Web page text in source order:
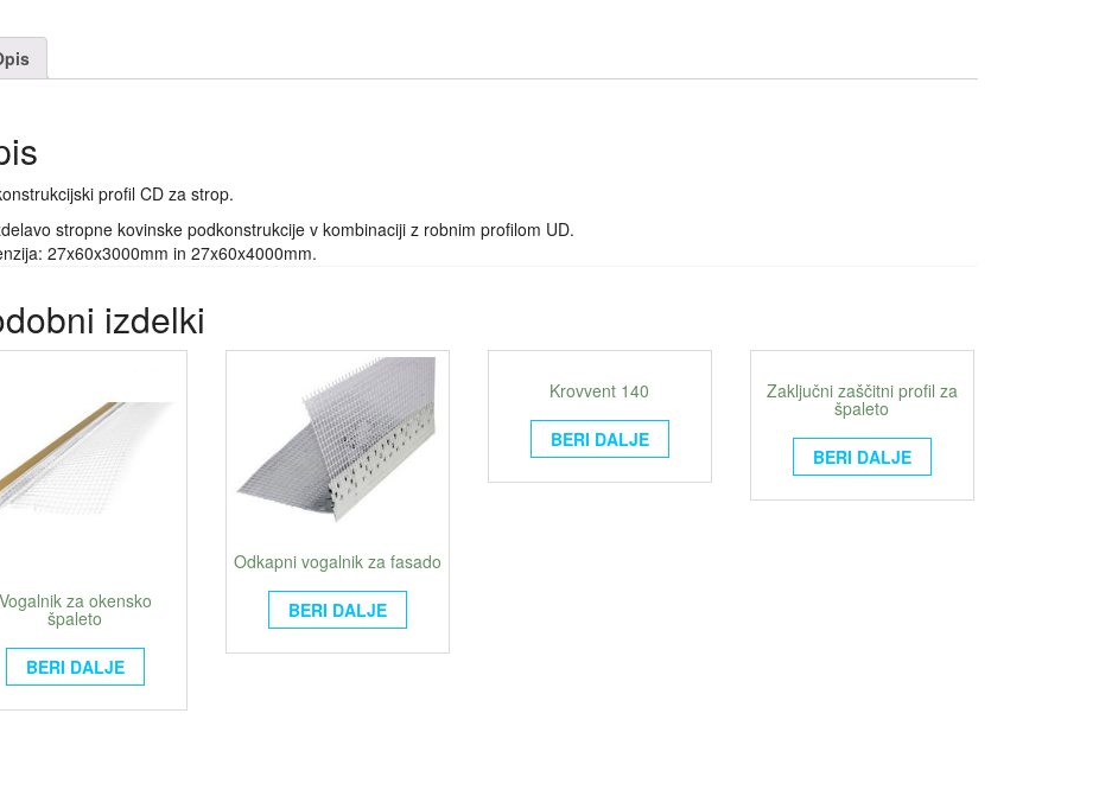
profil CD za strop.
stropne kovinske podkonstrukcije v kombinaciji z robnim profilom UD.
27x60x3000mm in 27x60x4000mm.
izdelki
Vogalnik za okensko
špaleto
BERI DALJE
Odkapni vogalnik za fasado
BERI DALJE
Krovvent 140
BERI DALJE
Zaključni zaščitni profil za
špaleto
BERI DALJE